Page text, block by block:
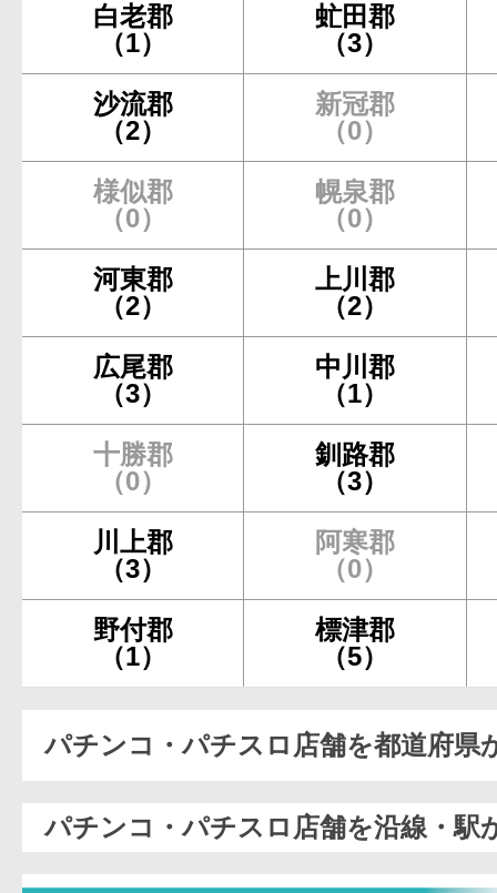
白老郡
（1）
虻田郡
（3）
沙流郡
（2）
新冠郡
（0）
様似郡
（0）
幌泉郡
（0）
河東郡
（2）
上川郡
（2）
広尾郡
（3）
中川郡
（1）
十勝郡
（0）
釧路郡
（3）
川上郡
（3）
阿寒郡
（0）
野付郡
（1）
標津郡
（5）
パチンコ・パチスロ店舗を都道府県
パチンコ・パチスロ店舗を沿線・駅